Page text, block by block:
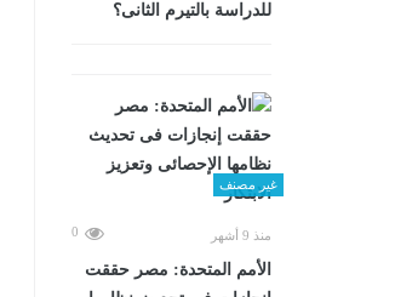
للدراسة بالتيرم الثانى؟
غير مصنف
منذ 9 أشهر 0
الأمم المتحدة: مصر حققت